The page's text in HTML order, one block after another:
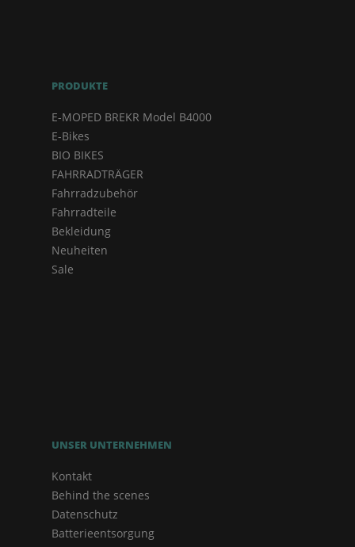
PRODUKTE
E-MOPED BREKR Model B4000
E-Bikes
BIO BIKES
FAHRRADTRÄGER
Fahrradzubehör
Fahrradteile
Bekleidung
Neuheiten
Sale
UNSER UNTERNEHMEN
Kontakt
Behind the scenes
Datenschutz
Batterieentsorgung